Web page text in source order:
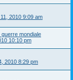
2010 9:09 am
mondiale
10:10 pm
2010 8:29 pm